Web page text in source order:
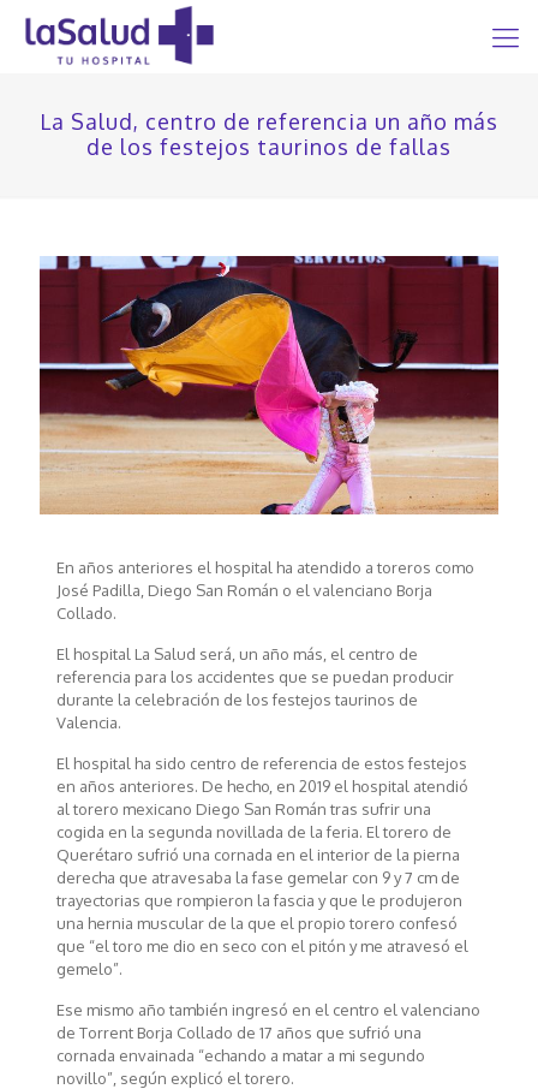
La Salud, centro de referencia un año más
de los festejos taurinos de fallas
En años anteriores el hospital ha atendido a toreros como
José Padilla, Diego San Román o el valenciano Borja
Collado.
El hospital La Salud será, un año más, el centro de
referencia para los accidentes que se puedan producir
durante la celebración de los festejos taurinos de
Valencia.
El hospital ha sido centro de referencia de estos festejos
en años anteriores. De hecho, en 2019 el hospital atendió
al torero mexicano Diego San Román tras sufrir una
cogida en la segunda novillada de la feria. El torero de
Querétaro sufrió una cornada en el interior de la pierna
derecha que atravesaba la fase gemelar con 9 y 7 cm de
trayectorias que rompieron la fascia y que le produjeron
una hernia muscular de la que el propio torero confesó
que “el toro me dio en seco con el pitón y me atravesó el
gemelo”.
Ese mismo año también ingresó en el centro el valenciano
de Torrent Borja Collado de 17 años que sufrió una
cornada envainada “echando a matar a mi segundo
novillo”, según explicó el torero.